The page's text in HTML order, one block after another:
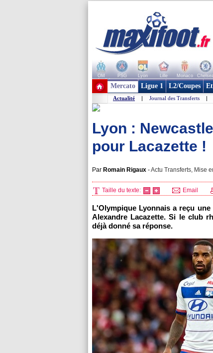
OM PSG Lyon Lille Monaco
+ de clubs
Mercato Ligue 1 L2/Coupes
Actualité | Journal des Transferts |
Lyon :
pour Lacazette !
Par Romain Rigaux -Actu Transferts, Mise
Taille du texte: Email
L'Olympique Lyonnais a reçu
Alexandre Lacazette. Si le club
déjà donné sa réponse.